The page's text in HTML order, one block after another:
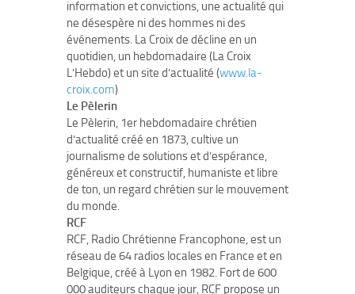
information et convictions, une actualité qui
ne désespère ni des hommes ni des
événements. La Croix de décline en un
quotidien, un hebdomadaire (La Croix
L’Hebdo) et un site d’actualité (www.la-
croix.com)
Le Pèlerin
Le Pèlerin, 1er hebdomadaire chrétien
d’actualité créé en 1873, cultive un
journalisme de solutions et d’espérance,
généreux et constructif, humaniste et libre
de ton, un regard chrétien sur le mouvement
du monde.
RCF
RCF, Radio Chrétienne Francophone, est un
réseau de 64 radios locales en France et en
Belgique, créé à Lyon en 1982. Fort de 600
000 auditeurs chaque jour, RCF propose un